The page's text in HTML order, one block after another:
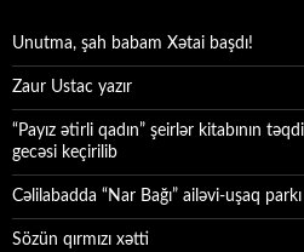
Unutma, şah babam Xətai başdı!
Zaur Ustac yazır
“Payız ətirli qadın” şeirlər kitabının
gecəsi keçirilib
Cəlilabadda “Nar Bağı” ailəvi-uşaq parkı
Sözün qırmızı xətti